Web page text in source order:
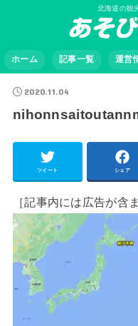
北海道の観
ホーム 記事一覧 運営
2020.11.04
ツイート シェア
［記事内には広告が含